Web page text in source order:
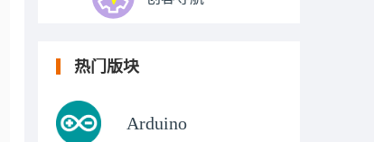
热门版块
Arduino